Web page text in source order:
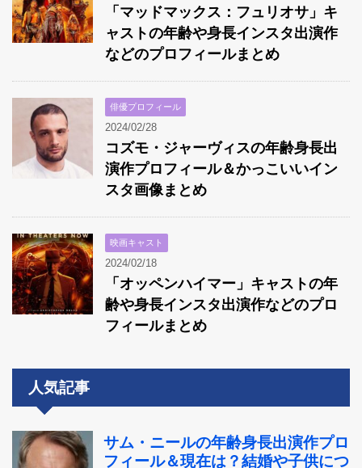
「マッドマックス：フュリオサ」キ
ャストの年齢や身長インスタ出演作
などのプロフィールまとめ
俳優プロフィール
2024/02/28
コズモ・ジャーヴィスの年齢身長出
演作プロフィール＆かっこいいイン
スタ画像まとめ
映画キャスト
2024/02/18
「オッペンハイマー」キャストの年
齢や身長インスタ出演作などのプロ
フィールまとめ
人気記事